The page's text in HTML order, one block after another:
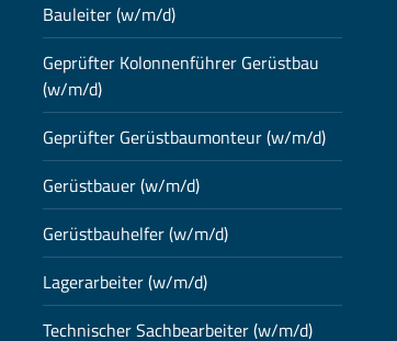
Bauleiter (w/m/d)
Geprüfter Kolonnenführer Gerüstbau
(w/m/d)
Geprüfter Gerüstbaumonteur (w/m/d)
Gerüstbauer (w/m/d)
Gerüstbauhelfer (w/m/d)
Lagerarbeiter (w/m/d)
Technischer Sachbearbeiter (w/m/d)